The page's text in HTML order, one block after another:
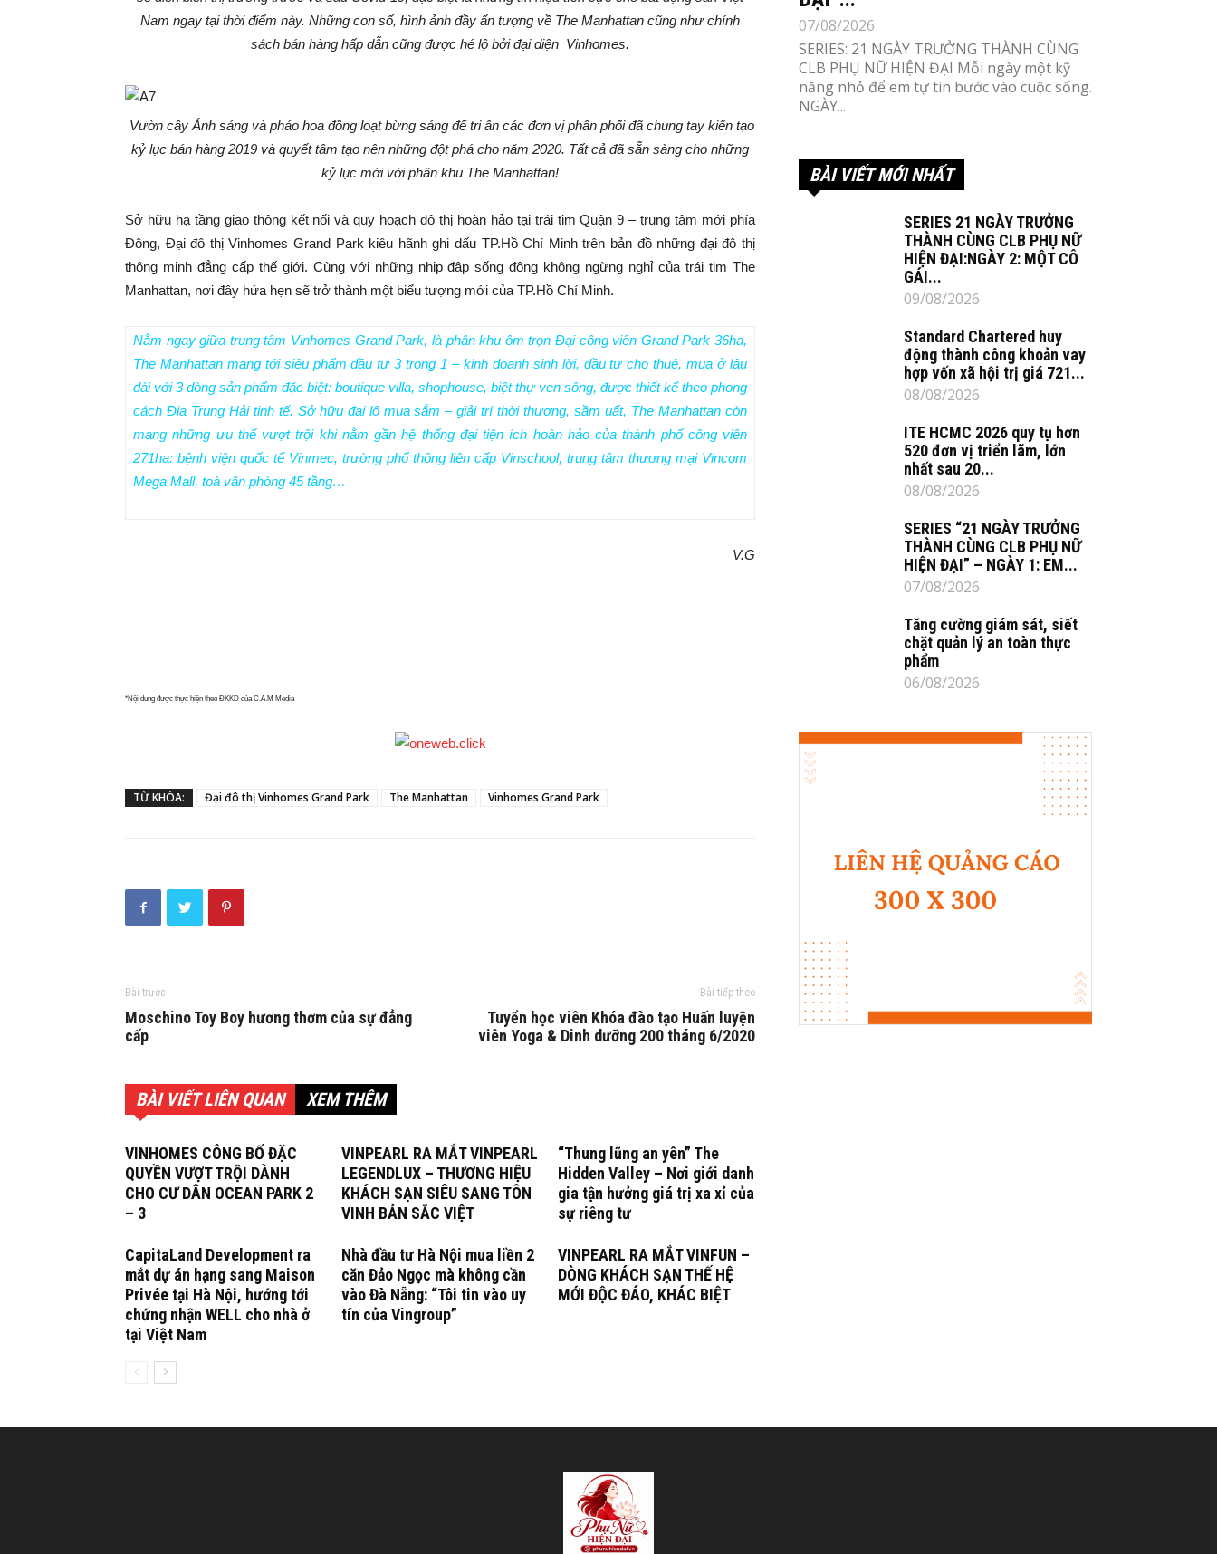
Nam ngay tại thời điểm này. Những con số, hình ảnh đầy ấn tượng về The Manhattan cũng như chính
sách bán hàng hấp dẫn cũng được hé lộ bởi đại diện Vinhomes.
Vườn cây Ánh sáng và pháo hoa đồng loạtbừng sáng để tri ân các đơn vị phân phối đã chung tay kiến tạo
kỷ lục bán hàng 2019 và quyết tâm tạo nên những đột phá cho năm 2020. Tất cả đã sẵn sàng cho những
kỷ lục mới với phân khu The Manhattan!
Sở hữu hạ tầng giao thông kết nối và quy hoạch đô thị hoàn hảo tại trái tim Quận 9 – trung tâm mới phía
Đông, Đại đô thị Vinhomes Grand Park kiêu hãnh ghi dấu TP.Hồ Chí Minh trên bản đồ những đại đô thị
thông minh đẳng cấp thế giới. Cùng với những nhịp đập sống động không ngừng nghỉ của trái tim The
Manhattan, nơi đây hứa hẹn sẽ trở thành một biểu tượng mới của TP.Hồ Chí Minh.
Nằm ngay giữa trung tâm Vinhomes Grand Park, là phân khu ôm trọn Đại công viên Grand Park 36ha,
The Manhattan mang tới siêu phẩm đầu tư 3 trong 1 – kinh doanh sinh lời, đầu tư cho thuê, mua ở lâu
dài với 3 dòng sản phẩm đặc biệt: boutique villa, shophouse, biệt thự ven sông, được thiết kế theo phong
cách Địa Trung Hải tinh tế. Sở hữu đại lộ mua sắm – giải trí thời thượng, sầm uất, The Manhattan còn
mang những ưu thế vượt trội khi nằm gần hệ thống đại tiện ích hoàn hảo của thành phố công viên
271ha: bệnh viện quốc tế Vinmec, trường phổ thông liên cấp Vinschool, trung tâm thương mại Vincom
Mega Mall, toà văn phòng 45 tầng…
V.G
*Nội dung được thực hiện theo ĐKKD của C.A.M Media
TỪ KHÓA: Đại đô thị Vinhomes Grand Park The Manhattan Vinhomes Grand Park
Bài trước
Moschino Toy Boy hương thơm của sự đẳng
cấp
Bài tiếp theo
Tuyển học viên Khóa đào tạo Huấn luyện
viên Yoga & Dinh dưỡng 200 tháng 6/2020
BÀI VIẾT LIÊN QUAN XEM THÊM
VINHOMES CÔNG BỐ ĐẶC
QUYỀN VƯỢT TRỘI DÀNH
CHO CƯ DÂN OCEAN PARK 2
– 3
VINPEARL RA MẮT VINPEARL
LEGENDLUX – THƯƠNG HIỆU
KHÁCH SẠN SIÊU SANG TÔN
VINH BẢN SẮC VIỆT
“Thung lũng an yên” The
Hidden Valley – Nơi giới danh
gia tận hưởng giá trị xa xỉ của
sự riêng tư
CapitaLand Development ra
mắt dự án hạng sang Maison
Privée tại Hà Nội, hướng tới
chứng nhận WELL cho nhà ở
tại Việt Nam
Nhà đầu tư Hà Nội mua liền 2
căn Đảo Ngọc mà không cần
vào Đà Nẵng: “Tôi tin vào uy
tín của Vingroup”
VINPEARL RA MẮT VINFUN –
DÒNG KHÁCH SẠN THẾ HỆ
MỚI ĐỘC ĐÁO, KHÁC BIỆT
07/08/2026
SERIES: 21 NGÀY TRƯỞNG THÀNH CÙNG
CLB PHỤ NỮ HIỆN ĐẠI Mỗi ngày một kỹ
năng nhỏ để em tự tin bước vào cuộc sống.
NGÀY...
BÀI VIẾT MỚI NHẤT
SERIES 21 NGÀY TRƯỞNG
THÀNH CÙNG CLB PHỤ NỮ
HIỆN ĐẠI:NGÀY 2: MỘT CÔ
GÁI...
09/08/2026
Standard Chartered huy
động thành công khoản vay
hợp vốn xã hội trị giá 721...
08/08/2026
ITE HCMC 2026 quy tụ hơn
520 đơn vị triển lãm, lớn
nhất sau 20...
08/08/2026
SERIES “21 NGÀY TRƯỞNG
THÀNH CÙNG CLB PHỤ NỮ
HIỆN ĐẠI” – NGÀY 1: EM...
07/08/2026
Tăng cường giám sát, siết
chặt quản lý an toàn thực
phẩm
06/08/2026